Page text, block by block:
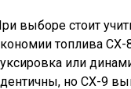
выборе стоит
топлива
или
но CX-9